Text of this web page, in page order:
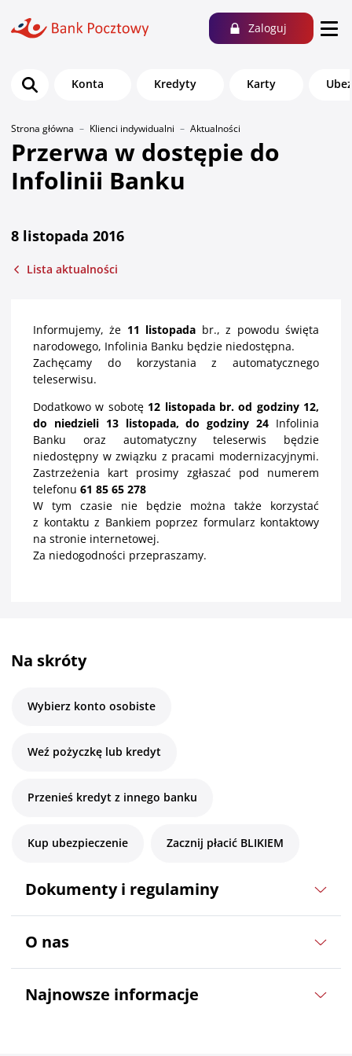
Zaloguj
Konta Kredyty Karty
Strona główna Klienci indywidualni Aktualności
Przerwa w dostępie do
Infolinii Banku
8 listopada 2016
Lista aktualności
Informujemy, że 11 listopada br., z powodu święta
narodowego, Infolinia Banku będzie niedostępna.
Zachęcamy do korzystania z automatycznego
teleserwisu.
Dodatkowo w sobotę 12 listopada br. od godziny 12,
do niedzieli 13 listopada, do godziny 24 Infolinia
Banku oraz automatyczny teleserwis będzie
niedostępny w związku z pracami modernizacyjnymi.
Zastrzeżenia kart prosimy zgłaszać pod numerem
telefonu 61 85 65 278
W tym czasie nie będzie można także korzystać
z kontaktu z Bankiem poprzez formularz kontaktowy
na stronie internetowej.
Za niedogodności przepraszamy.
Na skróty
Wybierz konto osobiste
Weź pożyczkę lub kredyt
Przenieś kredyt z innego banku
Kup ubezpieczenie Zacznij płacić BLIKIEM
Dokumenty i regulaminy
O nas
Najnowsze informacje